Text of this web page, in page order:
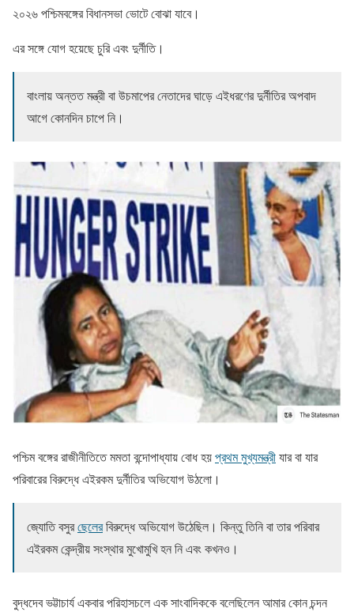
২০২৬ পশ্চিমবঙ্গের বিধানসভা ভোটে বোঝা যাবে।
এর সঙ্গে যোগ হয়েছে চুরি এবং দুর্নীতি।
বাংলায় অন্তত মন্ত্রী বা উচমাপের নেতাদের ঘাড়ে এইধরণের দুর্নীতির অপবাদ
আগে কোনদিন চাপে নি।
পশ্চিম বঙ্গের রাজীনীতিতে মমতা বন্দোপাধ্যায় বোধ হয়প্রথম মুখ্যমন্ত্রীযার বা যার
পরিবারের বিরুদ্ধে এইরকম দুর্নীতির অভিযোগ উঠলো।
জ্যোতি বসুরছেলেরবিরুদ্ধে অভিযোগ উঠেছিল। কিন্তু তিনি বা তার পরিবার
এইরকম কেন্দ্রীয় সংস্থার মুখোমুখি হন নি এবং কখনও।
বুদ্ধদেব ভট্টাচার্য একবার পরিহাসচলে এক সাংবাদিককে বলেছিলেন আমার কোন চন্দন